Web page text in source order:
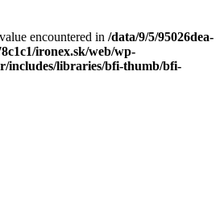
encountered in /data/9/5/95026dea-
ironex.sk/web/wp-
includes/libraries/bfi-thumb/bfi-